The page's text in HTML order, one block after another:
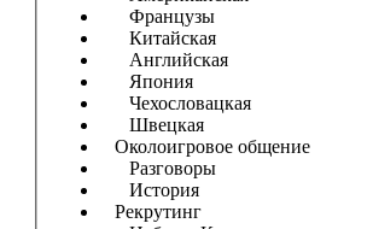
Французы
Китайская
Английская
Япония
Чехословацкая
Швецкая
Околоигровое общение
Разговоры
История
Рекрутинг